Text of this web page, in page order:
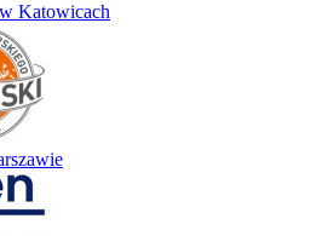
Katowicach